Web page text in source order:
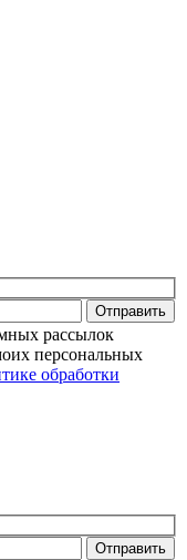
Отправить
рассылок
персональных
обработки
Отправить